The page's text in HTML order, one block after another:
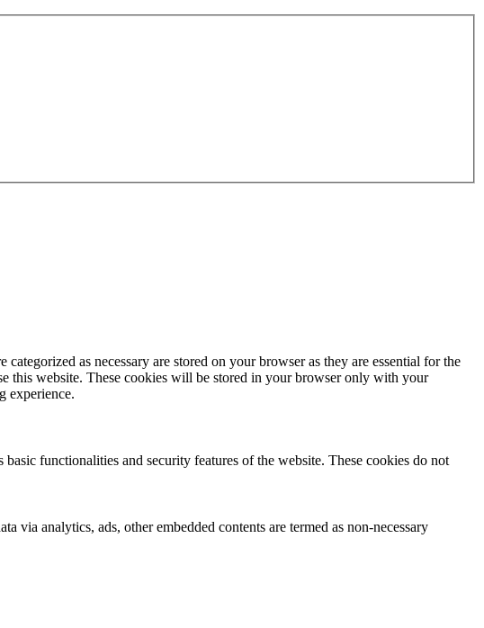
as necessary are stored on your browser as they are essential for the
this website. These cookies will be stored in your browser only with your
experience.
functionalities and security features of the website. These cookies do not
via analytics, ads, other embedded contents are termed as non-necessary